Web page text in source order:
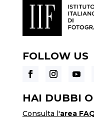
FOLLOW US
HAI DUBBI
Consulta l'area